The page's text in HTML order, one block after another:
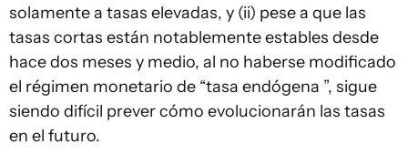
solamente a tasas elevadas, y (ii) pese a que las
tasas cortas están notablemente estables desde
hace dos meses y medio, al no haberse modificado
el régimen monetario de “tasa endógena ”, sigue
siendo difícil prever cómo evolucionarán las tasas
en el futuro.